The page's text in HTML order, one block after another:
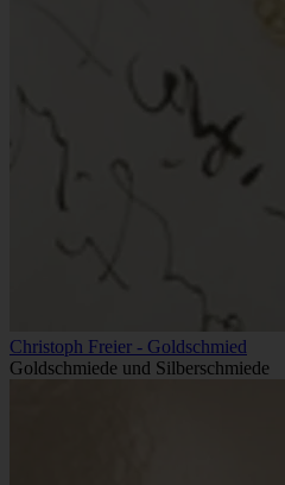
Christoph Freier - Goldschmied
Goldschmiede und Silberschmiede